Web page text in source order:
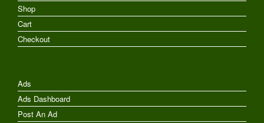
Shop
Cart
Checkout
Ads
Ads Dashboard
Post An Ad